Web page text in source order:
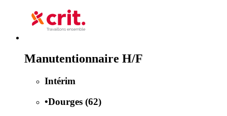
Manutentionnaire H/F
Intérim
•Dourges (62)